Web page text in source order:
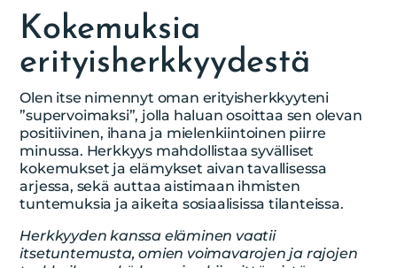
Kokemuksia
erityisherkkyydestä
Olen itse nimennyt oman erityisherkkyyteni
”supervoimaksi”, jolla haluan osoittaa sen olevan
positiivinen, ihana ja mielenkiintoinen piirre
minussa. Herkkyys mahdollistaa syvälliset
kokemukset ja elämykset aivan tavallisessa
arjessa, sekä auttaa aistimaan ihmisten
tuntemuksia ja aikeita sosiaalisissa tilanteissa.
Herkkyyden kanssa eläminen vaatii
itsetuntemusta, omien voimavarojen ja rajojen